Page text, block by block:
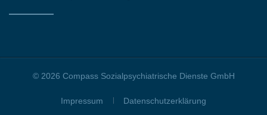
© 2026 Compass Sozialpsychiatrische Dienste GmbH
Impressum Datenschutzerklärung